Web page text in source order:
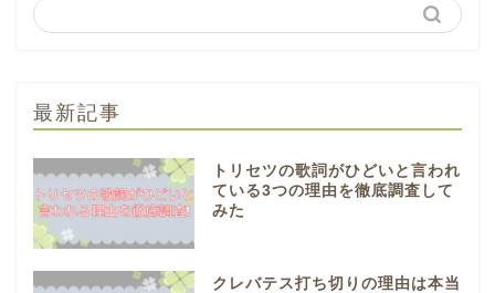
最新記事
トリセツの歌詞がひどいと言われ
ている3つの理由を徹底調査して
みた
クレバテス打ち切りの理由は本当